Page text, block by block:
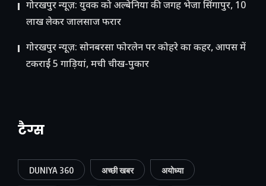
गोरखपुर न्यूज़: युवक को अल्बेनिया की जगह भेजा सिंगापुर, 10
लाख लेकर जालसाज फरार
गोरखपुर न्यूज़: सोनबरसा फोरलेन पर कोहरे का कहर, आपस में
टकराईं 5 गाड़ियां, मची चीख-पुकार
टैग्स
DUNIYA 360 अच्छी खबर अयोध्या